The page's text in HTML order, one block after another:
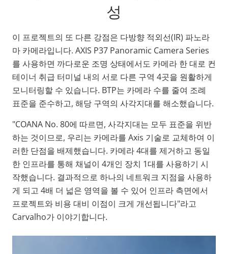
성
이 프로젝트의 또 다른 강점은 다방향 적외선(IR) 파노라
마 카메라입니다. AXIS P37 Panoramic Camera Series
를 사용하면 까다로운 조명 상태에서도 카메라 한 대로 컨
테이너 취급 터미널 내의 서로 다른 구역 4곳을 원활하게
모니터링할 수 있습니다. BTP는 카메라 수를 줄여 조례
표준을 준수하고, 해당 구역의 사각지대를 해소했습니다.
"COANA No. 80에 따르면, 사각지대는 모두 표준을 위반
하는 것이므로, 우리는 카메라를 Axis 기술로 교체하여 이
러한 단점을 배제했습니다. 카메라 4대를 제거하고 동일
한 인프라를 통해 채널이 4개인 장치 1대를 사용하기 시
작했습니다. 결과적으로 하나의 네트워크 지점을 사용하
게 되고 4배 더 넓은 영역을 볼 수 있어 인프라 측면에서
프로젝트와 비용 대비 이점이 크게 개선됩니다"라고
Carvalho가 이야기합니다.